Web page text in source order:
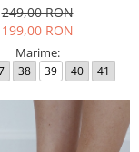
249,00 RON
199,00 RON
Marime:
38 39 40 41